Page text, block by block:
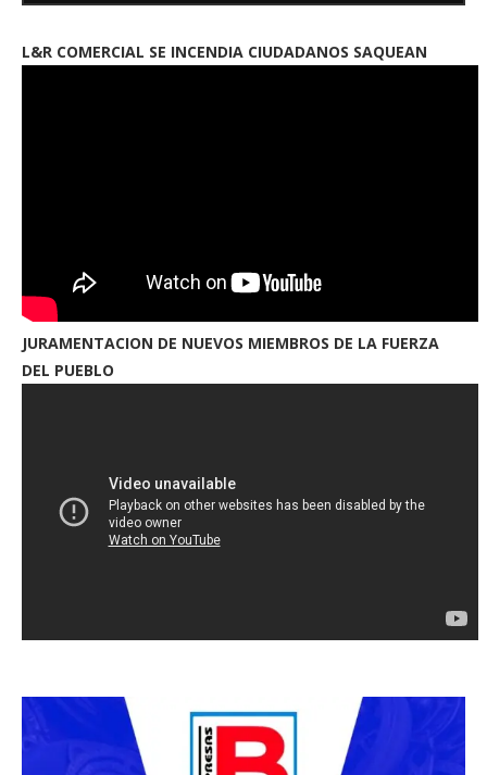
L&R COMERCIAL SE INCENDIA CIUDADANOS SAQUEAN
JURAMENTACION DE NUEVOS MIEMBROS DE LA FUERZA
DEL PUEBLO